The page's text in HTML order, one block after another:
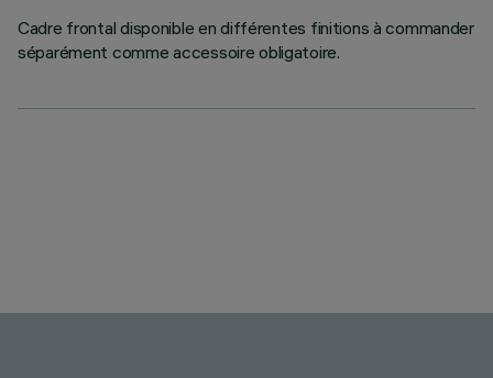
Cadre frontal disponible en différentes finitions à commander
séparément comme accessoire obligatoire.